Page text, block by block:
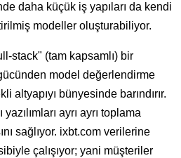
daha küçük iş yapıları da kendi
modeller oluşturabiliyor.
stack" (tam kapsamlı) bir
model değerlendirme
altyapıyı bünyesinde barındırır.
ayrı ayrı toplama
sağlıyor. ixbt.com verilerine
çalışıyor; yani müşteriler